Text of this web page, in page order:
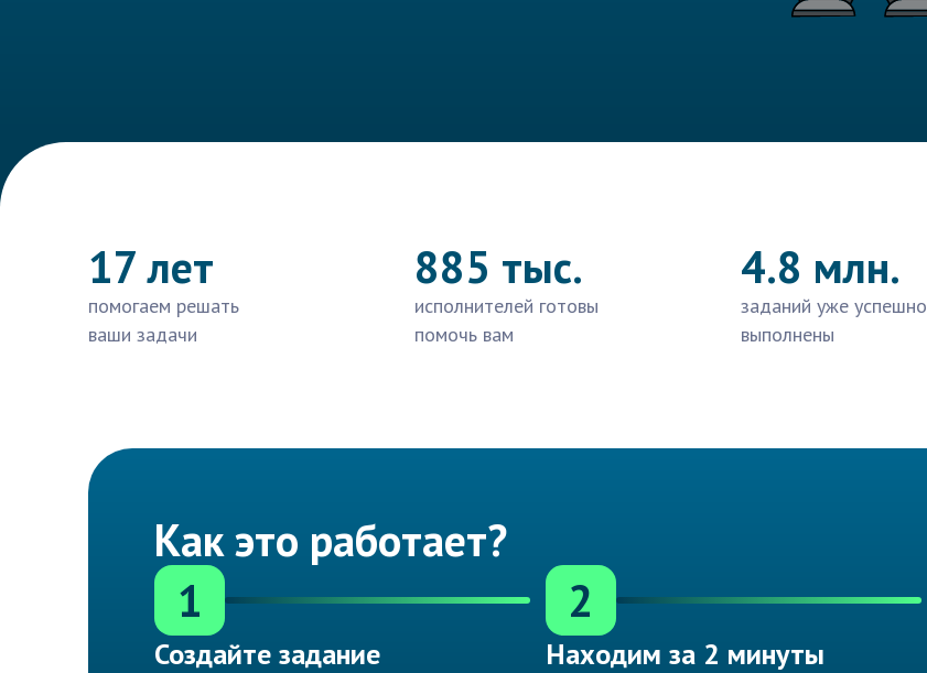
17 лет
помогаем решать
ваши задачи
885 тыс.
исполнителей готовы
помочь вам
4.8 млн.
заданий уже успешно
выполнены
Как это работает?
1
Создайте задание
2
Находим за 2 минуты